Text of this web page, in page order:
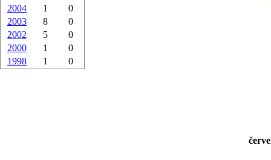
2004
1
0
2003
8
0
2002
5
0
2000
1
0
1998
1 0